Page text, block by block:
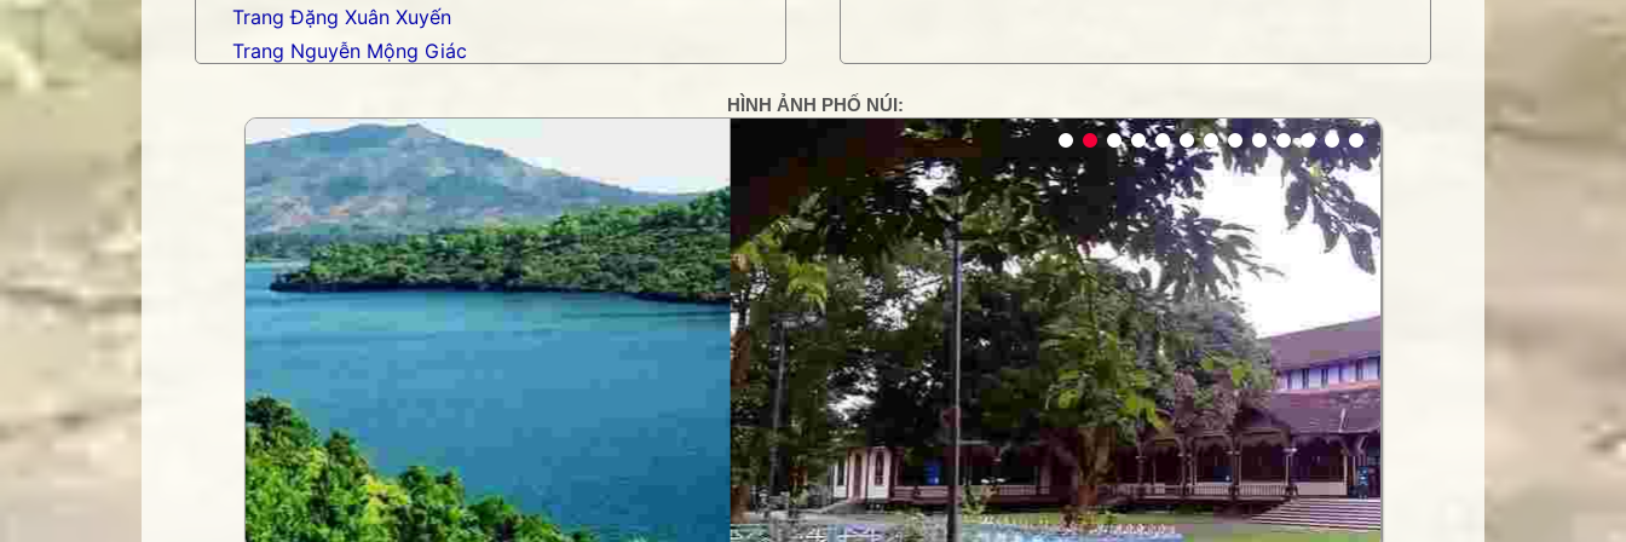
Trang Đặng Xuân Xuyến
Trang Nguyễn Mộng Giác
Trang Phạm Duy
Trang thơ Hoàng Nguyên Chương
Trang thơ Thụy Du
Trang thơ+ Luân Hoán
Trang VHNT Thanh niên
Truyện.com
Văn chương Việt
HÌNH ẢNH PHỐ NÚI: